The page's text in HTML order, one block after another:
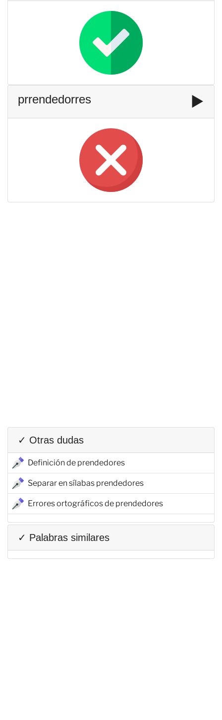
prrendedorres ▶️
✓ Otras dudas
Definición de prendedores
Separar en sílabas prendedores
Errores ortográficos de prendedores
✓ Palabras similares